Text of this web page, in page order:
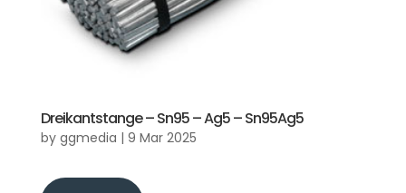
Dreikantstange – Sn95 – Ag5 – Sn95Ag5
by ggmedia | 9 Mar 2025